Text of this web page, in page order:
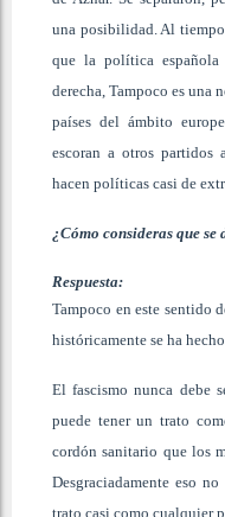
una posibilidad. Al tiempo
que la política española
derecha, Tampoco es una
países del ámbito
escoran a otros partidos
hacen políticas casi de
¿Cómo consideras que
Respuesta:
Tampoco en este sentido
históricamente se ha hecho.
El fascismo nunca debe
puede tener un trato
cordón sanitario que los
Desgraciadamente eso
trato casi como cualquier